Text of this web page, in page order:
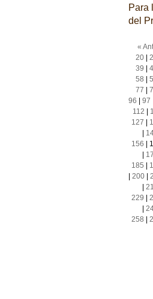
Para
del
«
20|
39
58
77
96
97
112
127
156
185
200|
229
258